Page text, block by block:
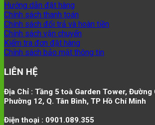
Hướng dẫn đặt hàng
Chính sách thanh toán
Chính sách đổi trả và hoàn tiền
Chính sách vận chuyển
Kiểm tra đơn đặt hàng
Chính sách bảo mật thông tin
LIÊN HỆ
Địa Chỉ : Tầng 5 toà Garden Tower, Đường
Phường 12, Q. Tân Bình, TP Hồ Chí Minh
Điện thoại : 0901.089.355